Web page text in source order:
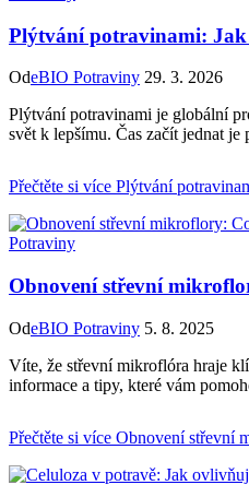
Plýtvání potravinami: Jak
OdeBIO Potraviny 29. 3. 2026
Plýtvání potravinami je globální
svět k lepšímu. Čas začít jednat je
Přečtěte si více Plýtvání
Potraviny
Obnovení střevní
OdeBIO Potraviny 5. 8. 2025
Víte, že střevní mikroflóra hraje
informace a tipy, které vám
Přečtěte si více Obnovení střevní